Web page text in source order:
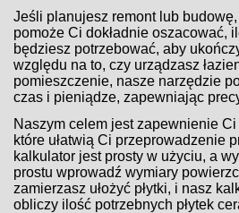
Jeśli planujesz remont lub
pomoże Ci dokładnie oszacować,
będziesz potrzebować, aby
względu na to, czy urządzasz
pomieszczenie, nasze narzędzie
czas i pieniądze, zapewniając
Naszym celem jest zapewnienie
które ułatwią Ci przeprowadzenie
kalkulator jest prosty w użyciu, a
prostu wprowadź wymiary
zamierzasz ułożyć płytki, i nasz
obliczy ilość potrzebnych płytek